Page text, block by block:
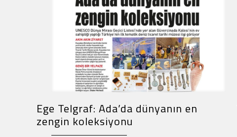
Ege Telgraf: Ada’da dünyanın en
zengin koleksiyonu